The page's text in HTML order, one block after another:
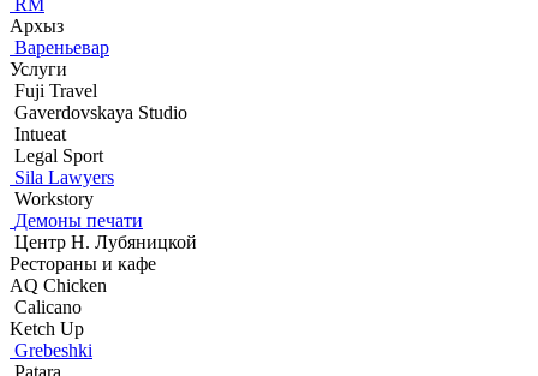
RM
Архыз
Вареньевар
Услуги
Fuji Travel
Gaverdovskaya Studio
Intueat
Legal Sport
Sila Lawyers
Workstory
Демоны печати
Центр Н. Лубяницкой
Рестораны и кафе
AQ Chicken
Calicano
Ketch Up
Grebeshki
Patara